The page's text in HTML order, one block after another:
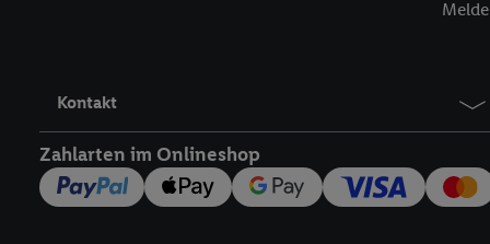
Kontakt
Zahlarten im Onlineshop
den Lidl-Diensten
Wenn das der Fall ist,
Kundenkonto-
Insbesondere können
Nutzung der Utiq-
widerrufen - jederzeit
Telekommunikations-